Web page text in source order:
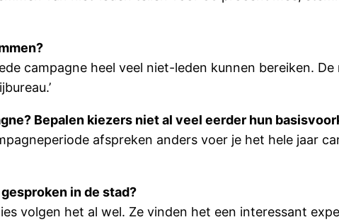
campagne heel veel niet-leden kunnen bereiken.
Bepalen kiezers niet al veel eerder hun
afspreken anders voer je het hele jaar
in de stad?
volgen het al wel. Ze vinden het een interessant